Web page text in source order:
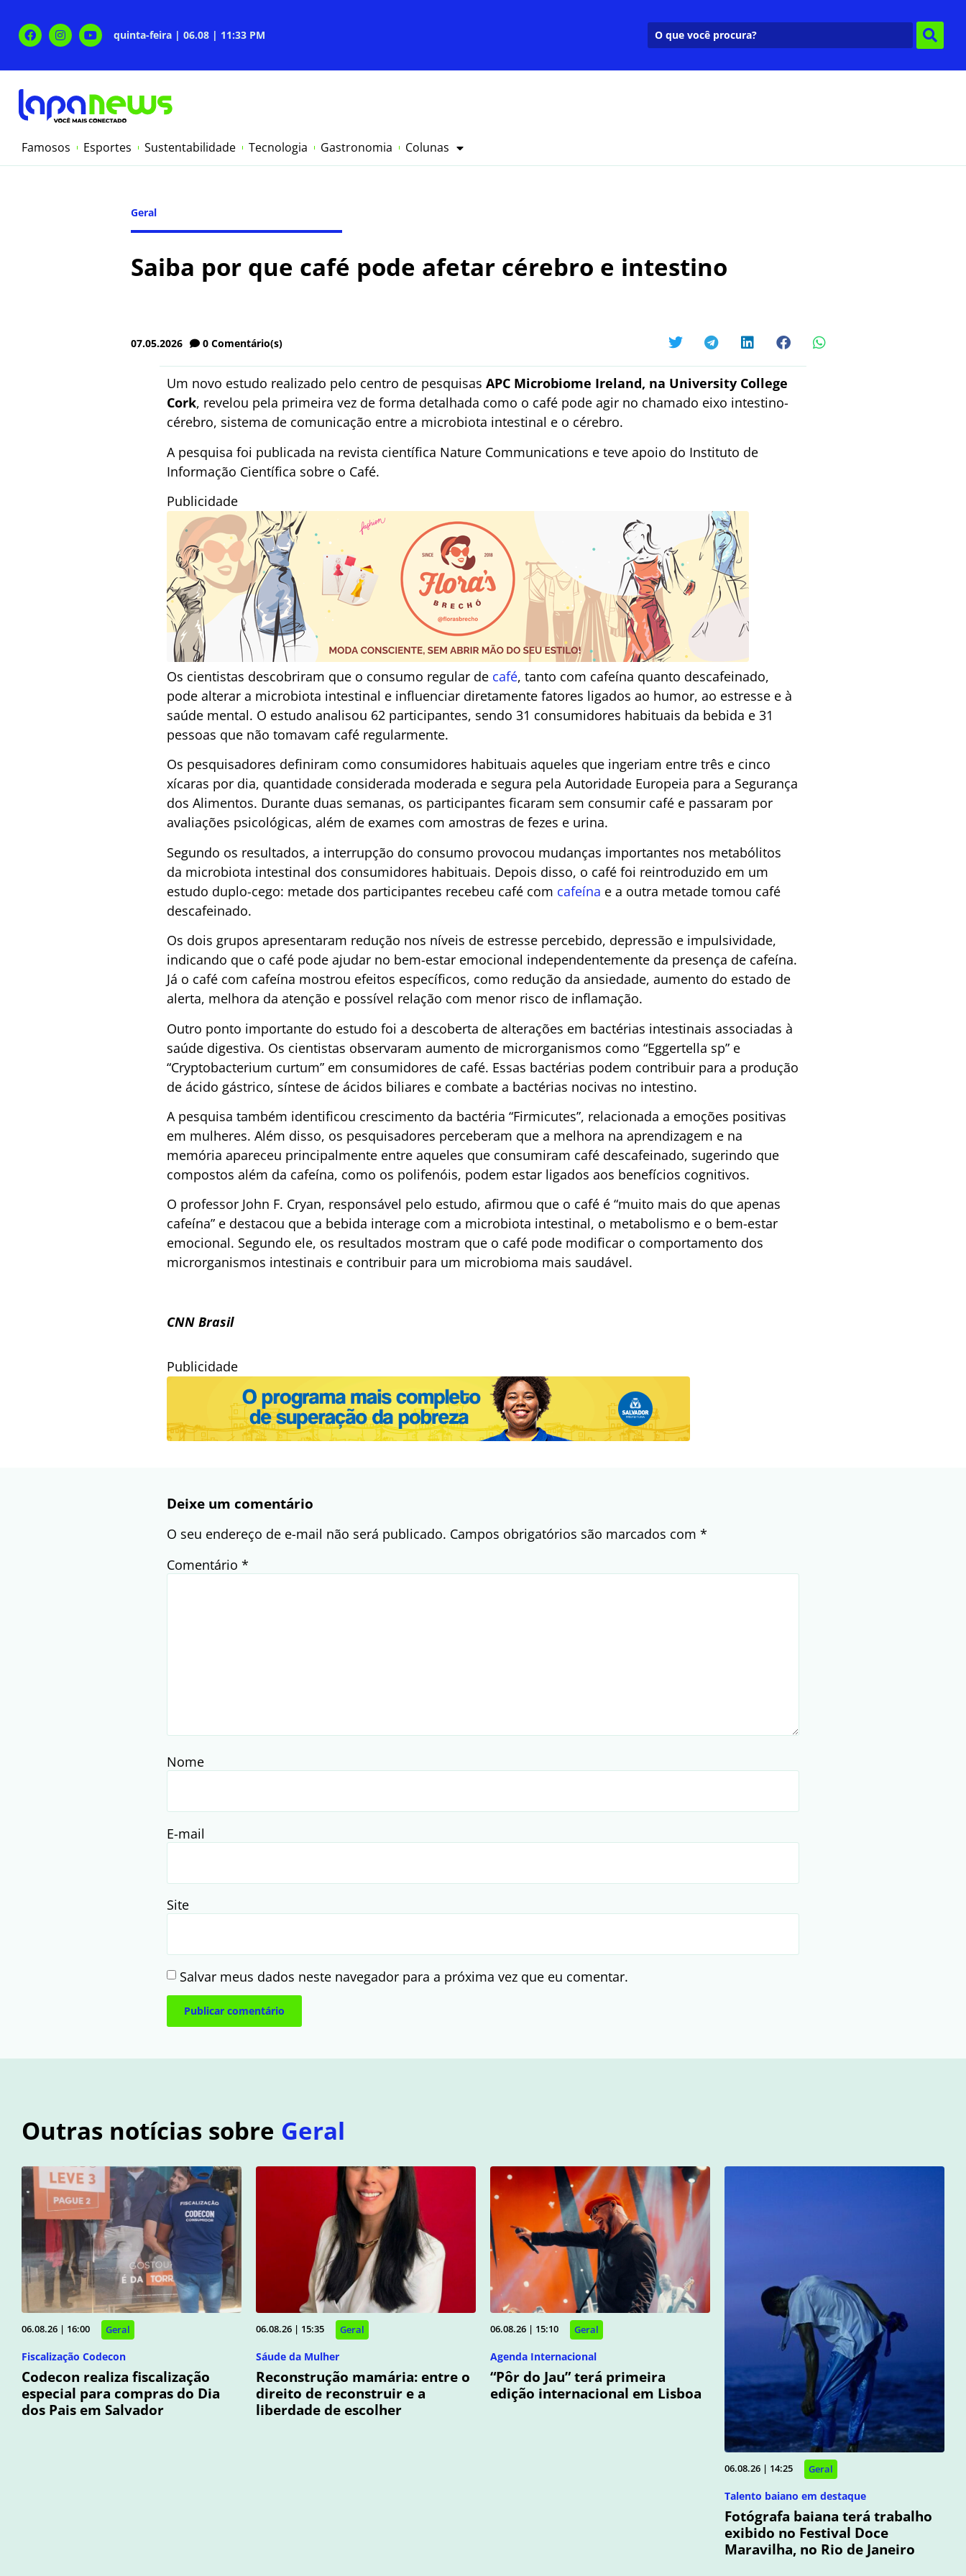
quinta-feira | 06.08 | 11:33 PM
Famosos Esportes Sustentabilidade Tecnologia Gastronomia Colunas
Geral
Saiba por que café pode afetar cérebro e intestino
07.05.2026 0 Comentário(s)
Um novo estudo realizado pelo centro de pesquisas APC Microbiome Ireland, na University College
Cork, revelou pela primeira vez de forma detalhada como o café pode agir no chamado eixo intestino-
cérebro, sistema de comunicação entre a microbiota intestinal e o cérebro.
A pesquisa foi publicada na revista científica Nature Communications e teve apoio do Instituto de
Informação Científica sobre o Café.
Publicidade
Os cientistas descobriram que o consumo regular de café, tanto com cafeína quanto descafeinado,
pode alterar a microbiota intestinal e influenciar diretamente fatores ligados ao humor, ao estresse e à
saúde mental. O estudo analisou 62 participantes, sendo 31 consumidores habituais da bebida e 31
pessoas que não tomavam café regularmente.
Os pesquisadores definiram como consumidores habituais aqueles que ingeriam entre três e cinco
xícaras por dia, quantidade considerada moderada e segura pela Autoridade Europeia para a Segurança
dos Alimentos. Durante duas semanas, os participantes ficaram sem consumir café e passaram por
avaliações psicológicas, além de exames com amostras de fezes e urina.
Segundo os resultados, a interrupção do consumo provocou mudanças importantes nos metabólitos
da microbiota intestinal dos consumidores habituais. Depois disso, o café foi reintroduzido em um
estudo duplo-cego: metade dos participantes recebeu café com cafeína e a outra metade tomou café
descafeinado.
Os dois grupos apresentaram redução nos níveis de estresse percebido, depressão e impulsividade,
indicando que o café pode ajudar no bem-estar emocional independentemente da presença de cafeína.
Já o café com cafeína mostrou efeitos específicos, como redução da ansiedade, aumento do estado de
alerta, melhora da atenção e possível relação com menor risco de inflamação.
Outro ponto importante do estudo foi a descoberta de alterações em bactérias intestinais associadas à
saúde digestiva. Os cientistas observaram aumento de microrganismos como “Eggertella sp” e
“Cryptobacterium curtum” em consumidores de café. Essas bactérias podem contribuir para a produção
de ácido gástrico, síntese de ácidos biliares e combate a bactérias nocivas no intestino.
A pesquisa também identificou crescimento da bactéria “Firmicutes”, relacionada a emoções positivas
em mulheres. Além disso, os pesquisadores perceberam que a melhora na aprendizagem e na
memória apareceu principalmente entre aqueles que consumiram café descafeinado, sugerindo que
compostos além da cafeína, como os polifenóis, podem estar ligados aos benefícios cognitivos.
O professor John F. Cryan, responsável pelo estudo, afirmou que o café é “muito mais do que apenas
cafeína” e destacou que a bebida interage com a microbiota intestinal, o metabolismo e o bem-estar
emocional. Segundo ele, os resultados mostram que o café pode modificar o comportamento dos
microrganismos intestinais e contribuir para um microbioma mais saudável.
CNN Brasil
Publicidade
Deixe um comentário
O seu endereço de e-mail não será publicado. Campos obrigatórios são marcados com *
Comentário *
Nome
E-mail
Site
Salvar meus dados neste navegador para a próxima vez que eu comentar.
Outras notícias sobre Geral
06.08.26 | 16:00 Geral
Fiscalização Codecon
Codecon realiza fiscalização
especial para compras do Dia
dos Pais em Salvador
06.08.26 | 15:35 Geral
Sáude da Mulher
Reconstrução mamária: entre o
direito de reconstruir e a
liberdade de escolher
06.08.26 | 15:10 Geral
Agenda Internacional
“Pôr do Jau” terá primeira
edição internacional em Lisboa
06.08.26 | 14:25 Geral
Talento baiano em destaque
Fotógrafa baiana terá trabalho
exibido no Festival Doce
Maravilha, no Rio de Janeiro